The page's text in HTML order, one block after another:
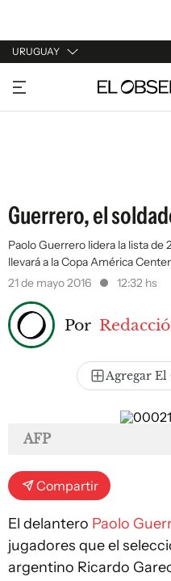
URUGUAY
URUGUAY
ARGENTINA
Guerrero, el
Paolo Guerrero lidera la lista de
llevará a la Copa América
21 de mayo 2016
12:32 hs
Por
Agregar El
AFP
Compartir
El delantero Paolo
jugadores que el
argentino Ricardo